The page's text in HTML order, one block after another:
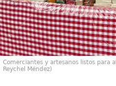
Comerciantes y artesanos listos para
Reychel Méndez)